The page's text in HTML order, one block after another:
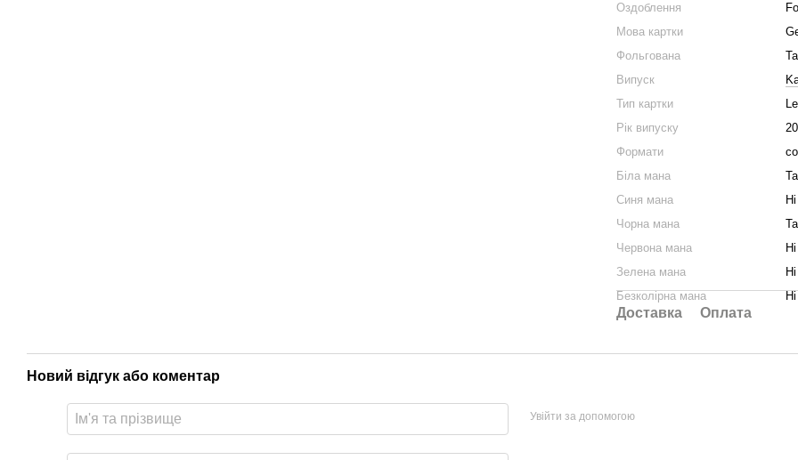
Оздоблення
Мова картки
Фольгована
Випуск
Тип картки
Рік випуску
Формати
Біла мана
Синя мана
Ні
Чорна мана
Червона мана
Ні
Зелена мана
Ні
Безколірна мана
Ні
Доставка Оплата
Новий відгук або коментар
Увійти за допомогою